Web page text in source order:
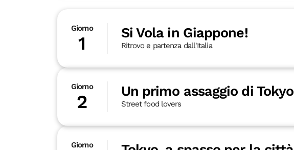
Giorno
1 Si Vola in Giappone!
Ritrovo e partenza dall'Italia
Giorno
2 Un primo assaggio di Tokyo
Street food lovers
Giorno